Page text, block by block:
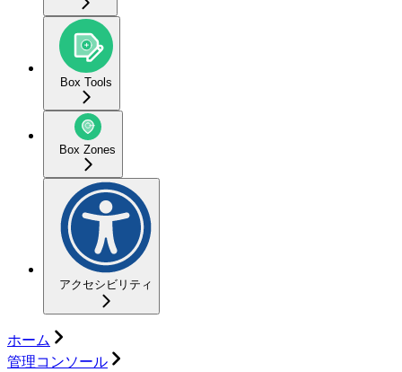
Box Tools
Box Zones
アクセシビリティ
ホーム
管理コンソール